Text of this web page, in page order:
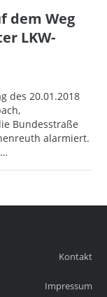
dem Weg
LKW-
des 20.01.2018
Bundesstraße
alarmiert.
Kontakt
Impressum